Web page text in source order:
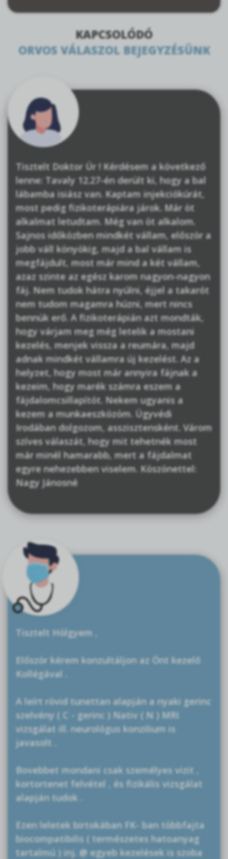
KAPCSOLÓDÓ
ORVOS VÁLASZOL BEJEGYZÉSÜNK
Tisztelt Doktor Úr ! Kérdésem a következő
lenne: Tavaly 12.27-én derült ki, hogy a bal
lábamba isiász van. Kaptam injekciókúrát,
most pedig fizikoterápiára járok. Már öt
alkalmat letudtam. Még van öt alkalom.
Sajnos időközben mindkét vállam, először a
jobb váll könyökig, majd a bal vállam is
megfájdult, most már mind a két vállam,
azaz szinte az egész karom nagyon-nagyon
fáj. Nem tudok hátra nyúlni, éjjel a takarót
nem tudom magamra húzni, mert nincs
bennük erő. A fizikoterápián azt mondták,
hogy várjam meg még letelik a mostani
kezelés, menjek vissza a reumára, majd
adnak mindkét vállamra új kezelést. Az a
helyzet, hogy most már annyira fájnak a
kezeim, hogy marék számra eszem a
fájdalomcsillapítót. Nekem ugyanis a
kezem a munkaeszközöm. Ügyvédi
Irodában dolgozom, asszisztensként. Várom
szíves válaszát, hogy mit tehetnék most
már minél hamarabb, mert a fájdalmat
egyre nehezebben viselem. Köszönettel:
Nagy Jánosné
Tisztelt Hölgyem ,
Először kérem konzultáljon az Önt kezelő
Kollégával .
A leírt rövid tunettan alapján a nyaki gerinc
szelvény ( C - gerinc ) Nativ ( N ) MRI
vizsgálat ill. neurológus konzilium is
javasolt .
Bovebbet mondani csak személyes vizit ,
kortortenet felvétel , és fizikális vizsgálat
alapján tudok .
Ezen leletek birtokában FK- ban többfajta
biocompatibilis ( természetes hatoanyag
tartalmú ) inj. @ egyeb kezelések is szoba